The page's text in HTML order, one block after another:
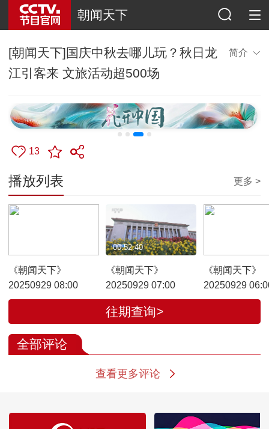
朝闻天下
[朝闻天下]国庆中秋去哪儿玩？秋日龙
江引客来 文旅活动超500场
简介
13
播放列表 更多 >
《朝闻天下》
20250929 08:00
《朝闻天下》
20250929 07:00
00:52:40
《朝闻天下》
20250929
往期查询>
全部评论
查看更多评论